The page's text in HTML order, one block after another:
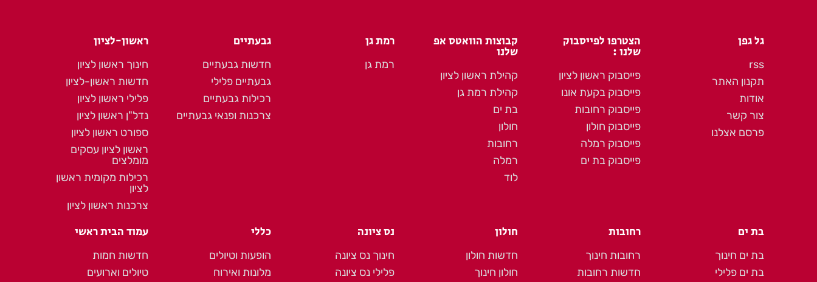
גל גפן
rss
תקנון האתר
אודות
צור קשר
פרסם אצלנו
הצטרפו לפייסבוק
שלנו :
פייסבוק ראשון לציון
פייסבוק בקעת אונו
פייסבוק רחובות
פייסבוק חולון
פייסבוק רמלה
פייסבוק בת ים
קבוצות הוואטס אפ
שלנו
קהילת ראשון לציון
קהילת רמת גן
בת ים
חולון
רחובות
רמלה
לוד
רמת גן
רמת גן
גבעתיים
חדשות גבעתיים
גבעתיים פלילי
רכילות גבעתיים
צרכנות ופנאי גבעתיים
ראשון-לציון
חינוך ראשון לציון
חדשות ראשון-לציון
פלילי ראשון לציון
נדל"ן ראשון לציון
ספורט ראשון לציון
ראשון לציון עסקים
מומלצים
רכילות מקומית ראשון
לציון
צרכנות ראשון לציון
בת ים
בת ים חינוך
בת ים פלילי
רחובות
רחובות חינוך
חדשות רחובות
חולון
חדשות חולון
חולון חינוך
נס ציונה
חינוך נס ציונה
פלילי נס ציונה
כללי
הופעות וטיולים
מלונות ואירוח
עמוד הבית ראשי
חדשות חמות
טיולים וארועים